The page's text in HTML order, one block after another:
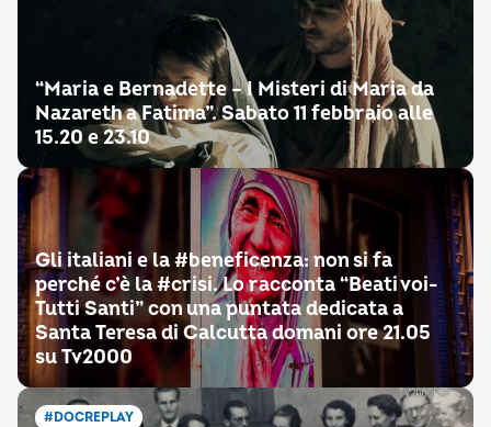
“Maria e Bernadette – I Misteri di Maria da
Nazareth a Fatima”. Sabato 11 febbraio alle
15.20 e 23.10
Gli italiani e la #beneficenza: non si fa
perché c’è la #crisi. Lo racconta “Beati voi-
Tutti Santi” con una puntata dedicata a
Santa Teresa di Calcutta domani ore 21.05
su Tv2000
#DOCREPLAY